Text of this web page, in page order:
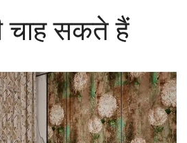
चाह सकते हैं